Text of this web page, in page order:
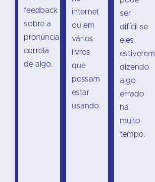
feedback
sobre a
pronúncia
correta
de algo.
internet
ou em
vários
livros
que
possam
estar
usando.
ser
difícil se
eles
estiverem
dizendo
algo
errado
há
muito
tempo.